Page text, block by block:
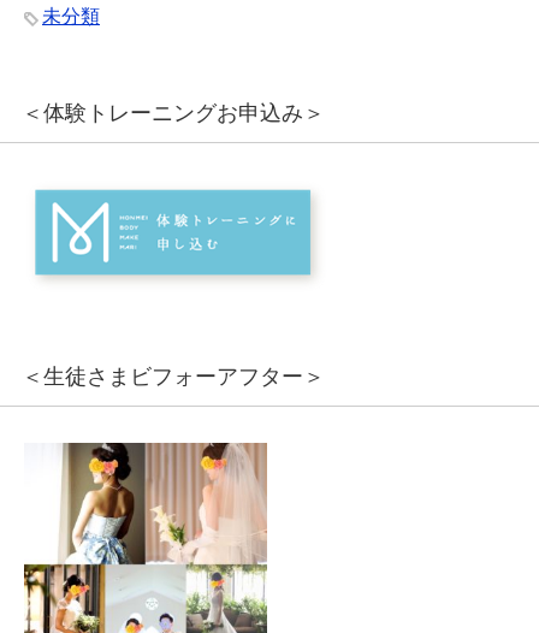
未分類
＜体験トレーニングお申込み＞
＜生徒さまビフォーアフター＞